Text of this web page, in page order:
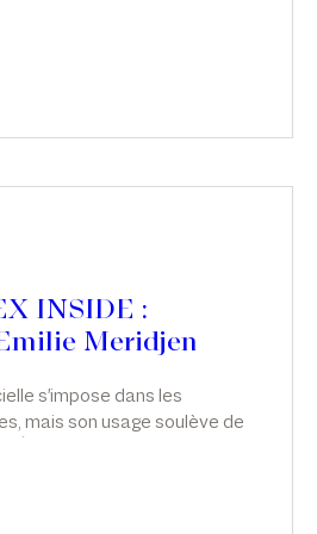
s'impose dans les
mais son usage soulève de
INSIDE :
Meridjen